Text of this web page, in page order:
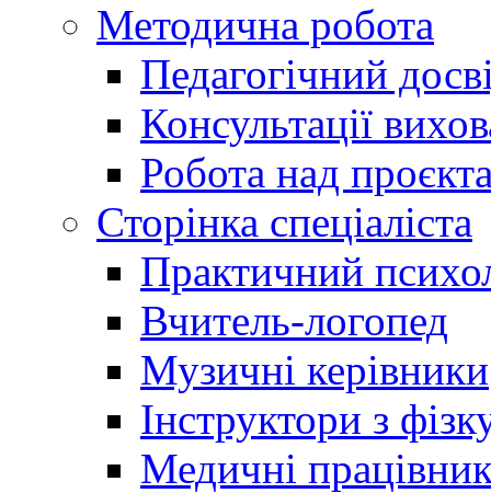
Методична робота
Педагогічний
Консультації
Робота над
Сторінка спеціаліста
Практичний
Вчитель-логопед
Музичні керівники
Інструктори з
Медичні